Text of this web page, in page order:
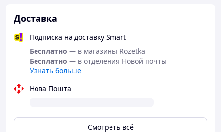
Доставка
Подписка на доставку Smart
Бесплатно — в магазины Rozetka
Бесплатно — в отделения Новой почты
Узнать больше
Нова Пошта
Смотреть всё